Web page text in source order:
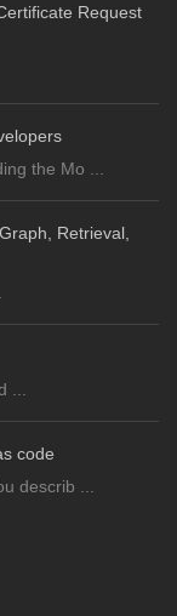
Request
the Mo ...
Retrieval,
code
describ ...